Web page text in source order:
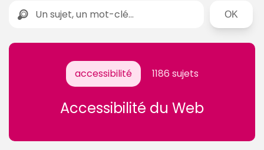
Rechercher
accessibilité 1186 sujets
Accessibilité du Web